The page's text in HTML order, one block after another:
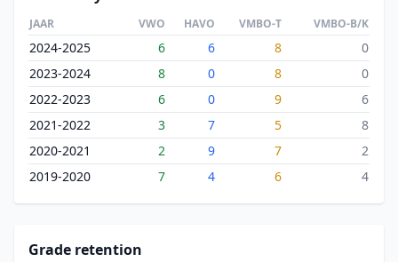
JAAR VWO HAVO VMBO-T VMBO-B/K
2024-2025 6 6 8
0
2023-2024
8 0 8
0
2022-2023
6 0 9
6
2021-2022
3 7 5
8
2020-2021
2 9 7
2
2019-2020
7 4 6 4
Grade retention